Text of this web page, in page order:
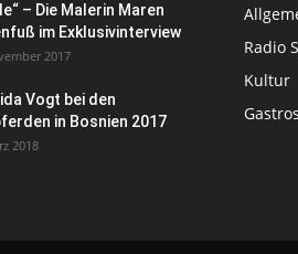
– Die Malerin Maren
im Exklusivinterview
2017
Vogt bei den
in Bosnien 2017
2018
Radio
Kultur